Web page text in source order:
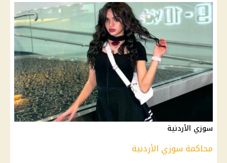
سوزي الأردنية
محاكمة سوزي الأردنية